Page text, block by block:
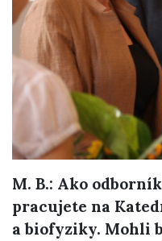
M. B.: Ako
pracujete na
a biofyziky. Mohli